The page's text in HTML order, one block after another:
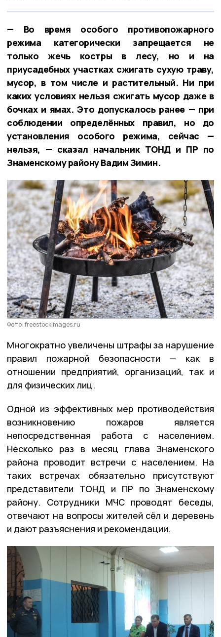
— Во время особого противопожарного
режима категорически запрещается не
только жечь костры в лесу, но и на
приусадебных участках сжигать сухую траву,
мусор, в том числе и растительный. Ни при
каких условиях нельзя сжигать мусор даже в
бочках и ямах. Это допускалось ранее — при
соблюдении определённых правил, но до
установления особого режима, сейчас —
нельзя, — сказал начальник ТОНД и ПР по
Знаменскому району Вадим Зимин.
Фото: freestockimages.ru
Многократно увеличены штрафы за нарушение
правил пожарной безопасности — как в
отношении предприятий, организаций, так и
для физических лиц.
Одной из эффективных мер противодействия
возникновению пожаров является
непосредственная работа с населением.
Несколько раз в месяц глава Знаменского
района проводит встречи с населением. На
таких встречах обязательно присутствуют
представители ТОНД и ПР по Знаменскому
району. Сотрудники МЧС проводят беседы,
отвечают на вопросы жителей сёл и деревень
и дают разъяснения и рекомендации.